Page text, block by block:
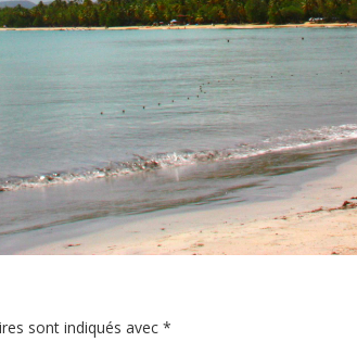
sont indiqués avec *